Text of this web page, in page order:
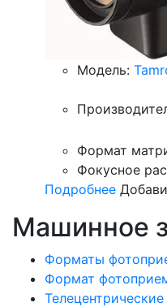
Модель:
Формат
Фокусное
Подробнее
Машинное
Форматы
Формат